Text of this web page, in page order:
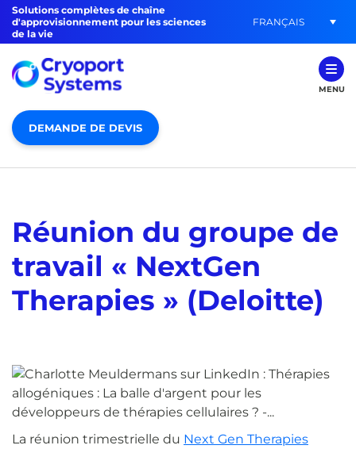
Solutions complètes de chaîne
d'approvisionnement pour les sciences
de la vie
FRANÇAIS
MENU
DEMANDE DE DEVIS
Réunion du groupe de
travail « NextGen
Therapies » (Deloitte)
La réunion trimestrielle du Next Gen Therapies